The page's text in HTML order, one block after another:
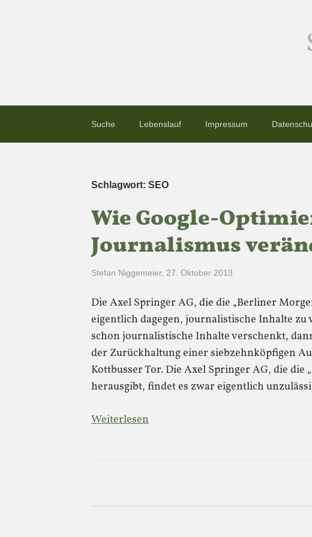
Suche Lebenslauf Impressum
Schlagwort: SEO
Wie Google-
Journalismus
Stefan Niggemeier, 27. Oktober 2013
Die Axel Springer AG, die die „Berliner
eigentlich dagegen, journalistische Inhalte zu
schon journalistische Inhalte verschenkt,
der Zurückhaltung einer siebzehnköpfigen
Kottbusser Tor. Die Axel Springer AG, die die
herausgibt, findet es zwar eigentlich
Weiterlesen